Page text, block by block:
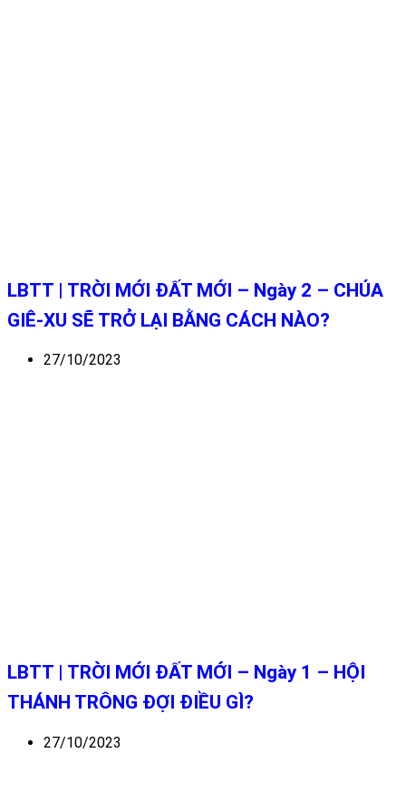
LBTT | TRỜI MỚI ĐẤT MỚI – Ngày 2 – CHÚA
GIÊ-XU SẼ TRỞ LẠI BẰNG CÁCH NÀO?
27/10/2023
LBTT | TRỜI MỚI ĐẤT MỚI – Ngày 1 – HỘI
THÁNH TRÔNG ĐỢI ĐIỀU GÌ?
27/10/2023